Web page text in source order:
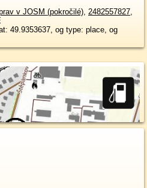
v JOSM (pokročilé), 2482557827,
49.9353637, og type: place, og